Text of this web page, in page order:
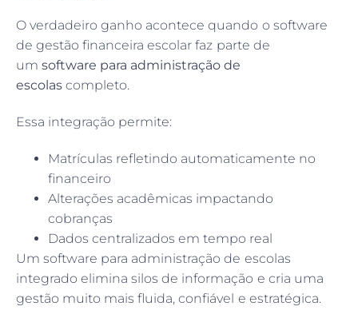
O verdadeiro ganho acontece quando o software
de gestão financeira escolar faz parte de
umsoftware para administração de
escolas completo.
Essa integração permite:
Matrículas refletindo automaticamente no
financeiro
Alterações acadêmicas impactando
cobranças
Dados centralizados em tempo real
Um software para administração de escolas
integrado elimina silos de informação e cria uma
gestão muito mais fluida, confiável e estratégica.